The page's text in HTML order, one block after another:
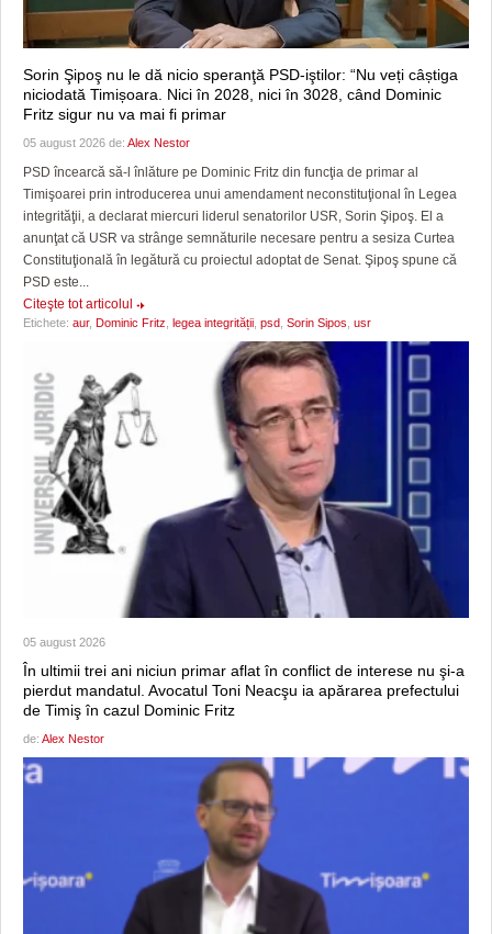
Sorin Şipoş nu le dă nicio speranţă PSD-iştilor: “Nu veți câștiga
niciodată Timișoara. Nici în 2028, nici în 3028, când Dominic
Fritz sigur nu va mai fi primar
05 august 2026 de: Alex Nestor
PSD încearcă să-l înlăture pe Dominic Fritz din funcţia de primar al
Timişoarei prin introducerea unui amendament neconstituţional în Legea
integrităţii, a declarat miercuri liderul senatorilor USR, Sorin Şipoş. El a
anunţat că USR va strânge semnăturile necesare pentru a sesiza Curtea
Constituţională în legătură cu proiectul adoptat de Senat. Şipoş spune că
PSD este...
Citeşte tot articolul
Etichete: aur, Dominic Fritz legea integrității psd Sorin Sipos usr
05 august 2026
În ultimii trei ani niciun primar aflat în conflict de interese nu şi-a
pierdut mandatul. Avocatul Toni Neacşu ia apărarea prefectului
de Timiş în cazul Dominic Fritz
de: Alex Nestor